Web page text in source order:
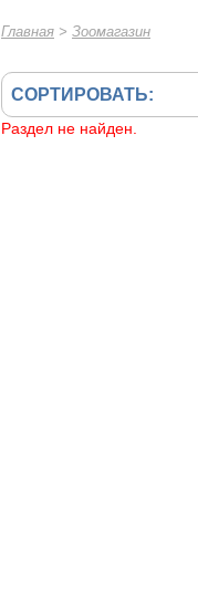
Главная> Зоомагазин
СОРТИРОВАТЬ:
Раздел не найден.